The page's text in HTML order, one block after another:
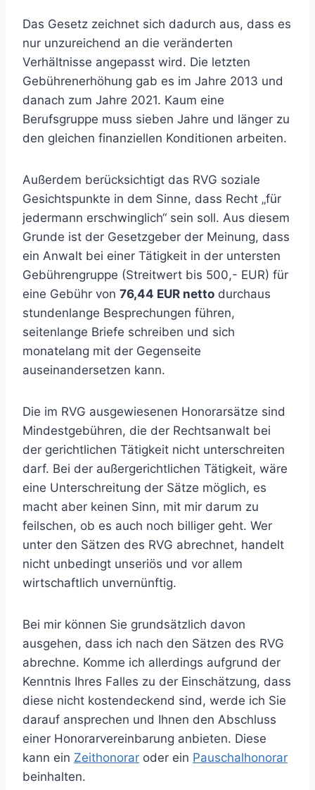
Das Gesetz zeichnet sich dadurch aus, dass es
nur unzureichend an die veränderten
Verhältnisse angepasst wird. Die letzten
Gebührenerhöhung gab es im Jahre 2013 und
danach zum Jahre 2021. Kaum eine
Berufsgruppe muss sieben Jahre und länger zu
den gleichen finanziellen Konditionen arbeiten.
Außerdem berücksichtigt das RVG soziale
Gesichtspunkte in dem Sinne, dass Recht „für
jedermann erschwinglich“ sein soll. Aus diesem
Grunde ist der Gesetzgeber der Meinung, dass
ein Anwalt bei einer Tätigkeit in der untersten
Gebührengruppe (Streitwert bis 500,- EUR) für
eine Gebühr von 76,44 EUR netto durchaus
stundenlange Besprechungen führen,
seitenlange Briefe schreiben und sich
monatelang mit der Gegenseite
auseinandersetzen kann.
Die im RVG ausgewiesenen Honorarsätze sind
Mindestgebühren, die der Rechtsanwalt bei
der gerichtlichen Tätigkeit nicht unterschreiten
darf. Bei der außergerichtlichen Tätigkeit, wäre
eine Unterschreitung der Sätze möglich, es
macht aber keinen Sinn, mit mir darum zu
feilschen, ob es auch noch billiger geht. Wer
unter den Sätzen des RVG abrechnet, handelt
nicht unbedingt unseriös und vor allem
wirtschaftlich unvernünftig.
Bei mir können Sie grundsätzlich davon
ausgehen, dass ich nach den Sätzen des RVG
abrechne. Komme ich allerdings aufgrund der
Kenntnis Ihres Falles zu der Einschätzung, dass
diese nicht kostendeckend sind, werde ich Sie
darauf ansprechen und Ihnen den Abschluss
einer Honorarvereinbarung anbieten. Diese
kann ein Zeithonorar oder ein Pauschalhonorar
beinhalten.